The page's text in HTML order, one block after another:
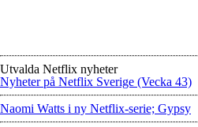
Utvalda Netflix nyheter
Nyheter på Netflix Sverige (Vecka 43)
Naomi Watts i ny Netflix-serie; Gypsy